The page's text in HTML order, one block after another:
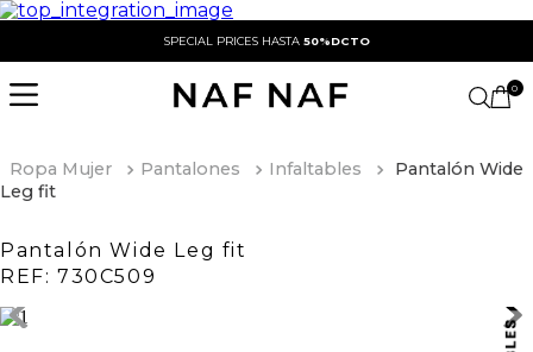
SPECIAL PRICES HASTA 50%DCTO
0
Ropa Mujer Pantalones Infaltables
Pantalón Wide
Leg fit
Pantalón Wide Leg fit
REF: 730C509